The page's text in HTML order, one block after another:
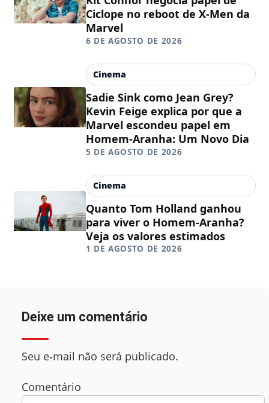
Ciclope no reboot de X-Men da
Marvel
6 DE AGOSTO DE 2026
Cinema
Sadie Sink como Jean Grey?
Kevin Feige explica por que a
Marvel escondeu papel em
Homem-Aranha: Um Novo Dia
5 DE AGOSTO DE 2026
Cinema
Quanto Tom Holland ganhou
para viver o Homem-Aranha?
Veja os valores estimados
1 DE AGOSTO DE 2026
Deixe um comentário
Seu e‑mail não será publicado.
Comentário